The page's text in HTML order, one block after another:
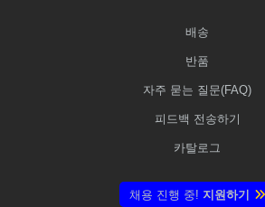
배송
반품
자주 묻는 질문(FAQ)
피드백 전송하기
카탈로그
채용 진행 중! 지원하기